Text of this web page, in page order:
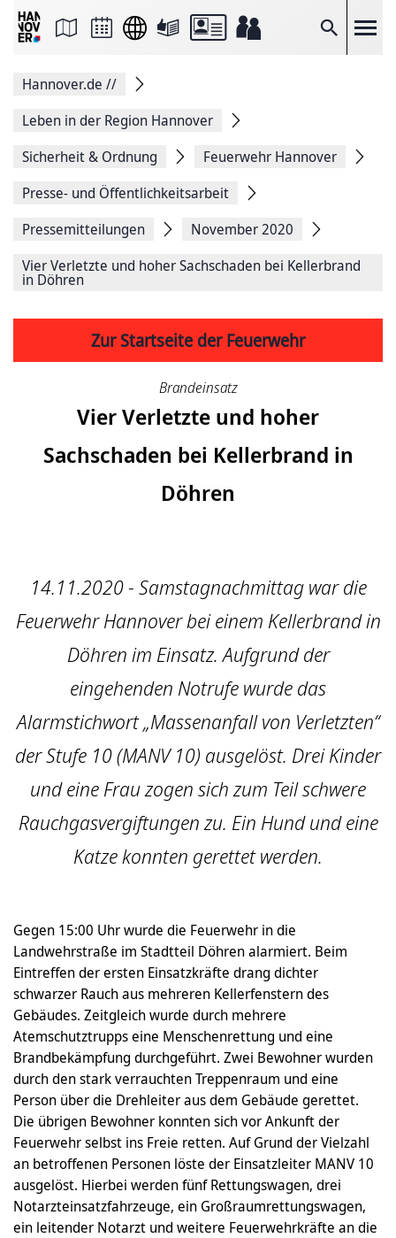
Suche
Seite
Facebook
teilen
Seitenlink
Seite
Hannover.de //
Leben in der Region Hannover
Sicherheit & Ordnung
Feuerwehr Hannover
Presse- und Öffentlichkeitsarbeit
Pressemitteilungen
November 2020
Vier Verletzte und hoher Sachschaden bei Kellerbrand
in Döhren
Zur Startseite der Feuerwehr
Brandeinsatz
Vier Verletzte und hoher
Sachschaden bei Kellerbrand in
Döhren
14.11.2020 - Samstagnachmittag war die
Feuerwehr Hannover bei einem Kellerbrand in
Döhren im Einsatz. Aufgrund der
eingehenden Notrufe wurde das
Alarmstichwort „Massenanfall von Verletzten“
der Stufe 10 (MANV 10) ausgelöst. Drei Kinder
und eine Frau zogen sich zum Teil schwere
Rauchgasvergiftungen zu. Ein Hund und eine
Katze konnten gerettet werden.
Gegen 15:00 Uhr wurde die Feuerwehr in die
Landwehrstraße im Stadtteil Döhren alarmiert. Beim
Eintreffen der ersten Einsatzkräfte drang dichter
schwarzer Rauch aus mehreren Kellerfenstern des
Gebäudes. Zeitgleich wurde durch mehrere
Atemschutztrupps eine Menschenrettung und eine
Brandbekämpfung durchgeführt. Zwei Bewohner wurden
durch den stark verrauchten Treppenraum und eine
Person über die Drehleiter aus dem Gebäude gerettet.
Die übrigen Bewohner konnten sich vor Ankunft der
Feuerwehr selbst ins Freie retten. Auf Grund der Vielzahl
an betroffenen Personen löste der Einsatzleiter MANV 10
ausgelöst. Hierbei werden fünf Rettungswagen, drei
Notarzteinsatzfahrzeuge, ein Großraumrettungswagen,
ein leitender Notarzt und weitere Feuerwehrkräfte an die